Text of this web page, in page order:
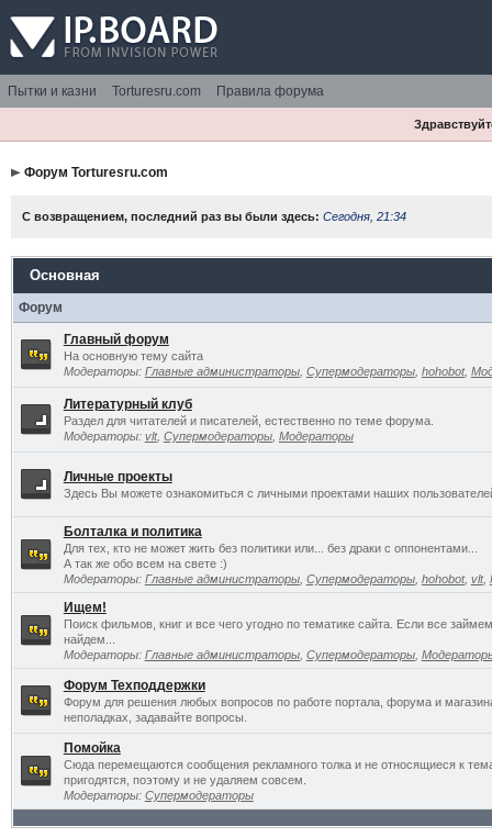
Пытки и казни Torturesru.com Правила форума
Форум Torturesru.com
С возвращением, последний раз вы были здесь: Сегодня, 21:34
Основная
Форум
Главный форум
На основную тему сайта
Модераторы: Главные администраторы, Супермодераторы, hohobot,
Литературный клуб
Раздел для читателей и писателей, естественно по теме форума.
Модераторы: vlt, Супермодераторы, Модераторы
Личные проекты
Здесь Вы можете ознакомиться с личными проектами наших
Болталка и политика
Для тех, кто не может жить без политики или... без драки с оппонентами...
А так же обо всем на свете :)
Модераторы: Главные администраторы, Супермодераторы, hohobot, vlt,
Ищем!
Поиск фильмов, книг и все чего угодно по тематике сайта. Если все
найдем...
Модераторы: Главные администраторы, Супермодераторы,
Форум Техподдержки
Форум для решения любых вопросов по работе портала, форума и
неполадках, задавайте вопросы.
Помойка
Сюда перемещаются сообщения рекламного толка и не относящиеся к
пригодятся, поэтому и не удаляем совсем.
Модераторы: Супермодераторы